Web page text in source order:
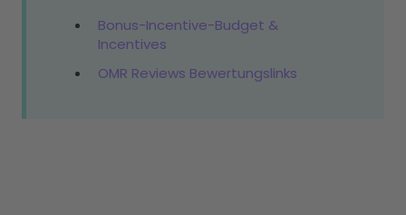
Bonus-Incentive-Budget &
Incentives
OMR Reviews Bewertungslinks